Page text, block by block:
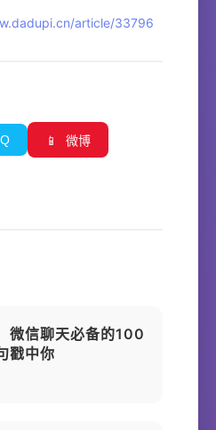
article/33796
📱 微博
微信聊天必备的100
戳中你